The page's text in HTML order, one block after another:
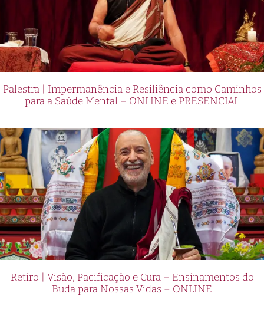
Palestra | Impermanência e Resiliência como Caminhos
para a Saúde Mental – ONLINE e PRESENCIAL
Retiro | Visão, Pacificação e Cura – Ensinamentos do
Buda para Nossas Vidas – ONLINE